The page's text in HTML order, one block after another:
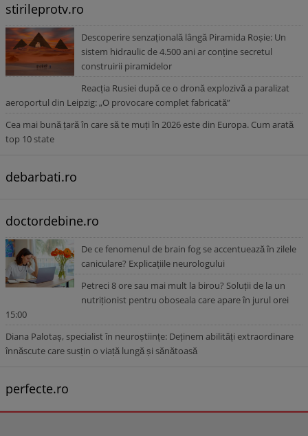
stirileprotv.ro
Descoperire senzațională lângă Piramida Roșie: Un
sistem hidraulic de 4.500 ani ar conține secretul
construirii piramidelor
Reacția Rusiei după ce o dronă explozivă a paralizat
aeroportul din Leipzig: „O provocare complet fabricată”
Cea mai bună țară în care să te muți în 2026 este din Europa. Cum arată
top 10 state
debarbati.ro
doctordebine.ro
De ce fenomenul de brain fog se accentuează în zilele
caniculare? Explicațiile neurologului
Petreci 8 ore sau mai mult la birou? Soluții de la un
nutriționist pentru oboseala care apare în jurul orei
15:00
Diana Palotaș, specialist în neuroștiințe: Deținem abilități extraordinare
înnăscute care susțin o viață lungă și sănătoasă
perfecte.ro